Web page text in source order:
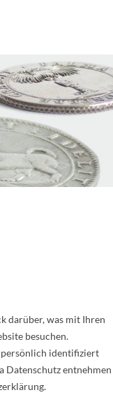
darüber, was mit Ihren
besuchen.
persönlich identifiziert
Datenschutz entnehmen